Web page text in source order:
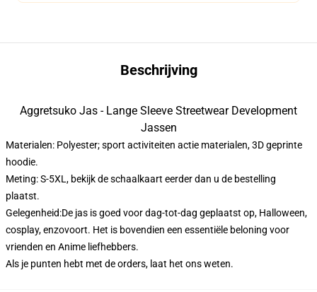
Beschrijving
Aggretsuko Jas - Lange Sleeve Streetwear Development
Jassen
Materialen: Polyester; sport activiteiten actie materialen, 3D geprinte
hoodie.
Meting: S-5XL, bekijk de schaalkaart eerder dan u de bestelling
plaatst.
Gelegenheid:De jas is goed voor dag-tot-dag geplaatst op, Halloween,
cosplay, enzovoort. Het is bovendien een essentiële beloning voor
vrienden en Anime liefhebbers.
Als je punten hebt met de orders, laat het ons weten.